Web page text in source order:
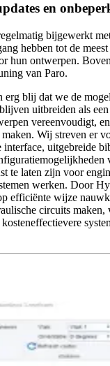
en
bijgewerkt
hebben tot de
hun ontwerpen.
van Paro.
blij dat we de
uitbreiden als
vereenvoudigt,
Wij streven er
uitgebreide
te laten zijn voor
werken. Door
efficiënte wijze
circuits